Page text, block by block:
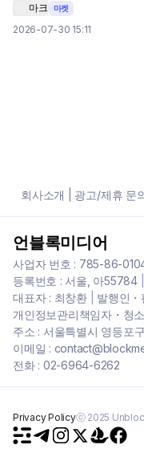
마크 마켓
2026-07-30 15:11
회사소개 광고/제휴 문
언블록미디어
사업자 번호 : 785-86-
등록번호 : 서울, 아55784|
대표자 : 최창환| 발행인
개인정보관리책임자・청
주소 : 서울특별시 영등포
이메일 :
전화 : 02-6964-6262
Privacy Policyⓒ 2025